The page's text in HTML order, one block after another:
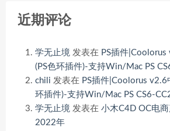
近期评论
学无止境 发表在 PS插件
(PS色环插件)-支持Win/Mac PS
chili 发表在 PS插件|Coolorus v2.6
环插件)-支持Win/Mac PS CS6-
学无止境 发表在 小木C4D OC电
2022年